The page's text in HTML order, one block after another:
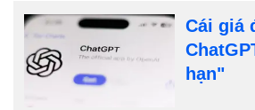
Cái giá
hạn"